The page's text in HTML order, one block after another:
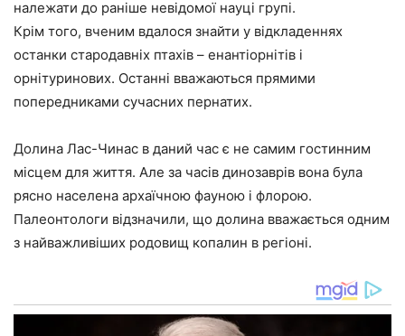
належати до раніше невідомої науці групі.
Крім того, вченим вдалося знайти у відкладеннях
останки стародавніх птахів – енантіорнітів і
орнітуринових. Останні вважаються прямими
попередниками сучасних пернатих.
Долина Лас-Чинас в даний час є не самим гостинним
місцем для життя. Але за часів динозаврів вона була
рясно населена архаїчною фауною і флорою.
Палеонтологи відзначили, що долина вважається одним
з найважливіших родовищ копалин в регіоні.